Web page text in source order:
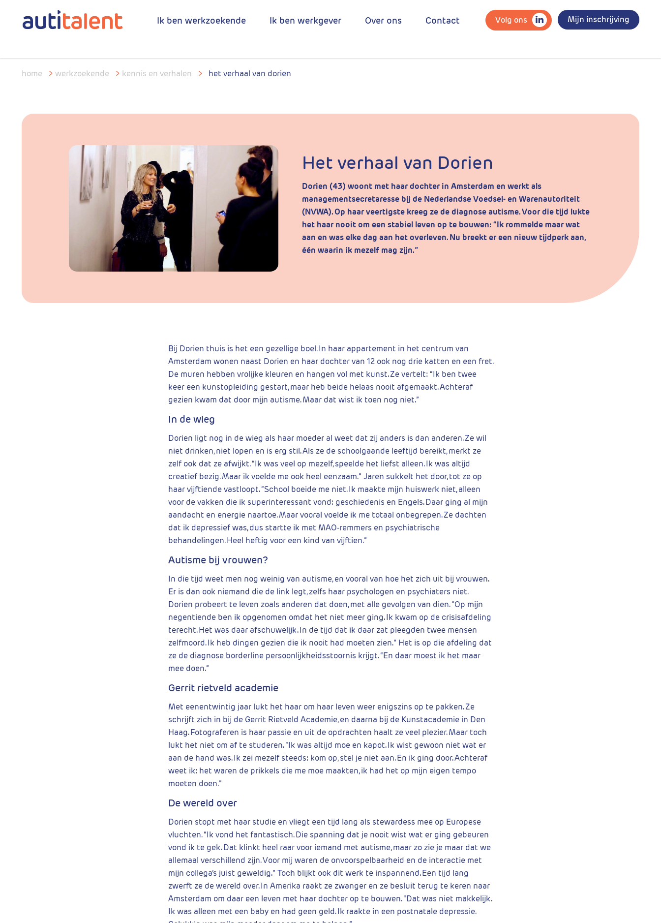
Ik ben werkzoekende Ik ben werkgever Over ons Contact Volg ons Mijn inschrijving
home > werkzoekende > kennis en verhalen > het verhaal van dorien
Het verhaal van Dorien
Dorien (43) woont met haar dochter in Amsterdam en werkt als
managementsecretaresse bij de Nederlandse Voedsel- en Warenautoriteit
(NVWA). Op haar veertigste kreeg ze de diagnose autisme. Voor die tijd lukte
het haar nooit om een stabiel leven op te bouwen: “Ik rommelde maar wat
aan en was elke dag aan het overleven. Nu breekt er een nieuw tijdperk aan,
één waarin ik mezelf mag zijn.”
Bij Dorien thuis is het een gezellige boel. In haar appartement in het centrum van
Amsterdam wonen naast Dorien en haar dochter van 12 ook nog drie katten en een fret.
De muren hebben vrolijke kleuren en hangen vol met kunst. Ze vertelt: “Ik ben twee
keer een kunstopleiding gestart, maar heb beide helaas nooit afgemaakt. Achteraf
gezien kwam dat door mijn autisme. Maar dat wist ik toen nog niet.”
In de wieg
Dorien ligt nog in de wieg als haar moeder al weet dat zij anders is dan anderen. Ze wil
niet drinken, niet lopen en is erg stil. Als ze de schoolgaande leeftijd bereikt, merkt ze
zelf ook dat ze afwijkt. “Ik was veel op mezelf, speelde het liefst alleen. Ik was altijd
creatief bezig. Maar ik voelde me ook heel eenzaam.” Jaren sukkelt het door, tot ze op
haar vijftiende vastloopt. “School boeide me niet. Ik maakte mijn huiswerk niet, alleen
voor de vakken die ik superinteressant vond: geschiedenis en Engels. Daar ging al mijn
aandacht en energie naartoe. Maar vooral voelde ik me totaal onbegrepen. Ze dachten
dat ik depressief was, dus startte ik met MAO-remmers en psychiatrische
behandelingen. Heel heftig voor een kind van vijftien.”
Autisme bij vrouwen?
In die tijd weet men nog weinig van autisme, en vooral van hoe het zich uit bij vrouwen.
Er is dan ook niemand die de link legt, zelfs haar psychologen en psychiaters niet.
Dorien probeert te leven zoals anderen dat doen, met alle gevolgen van dien. “Op mijn
negentiende ben ik opgenomen omdat het niet meer ging. Ik kwam op de crisisafdeling
terecht. Het was daar afschuwelijk. In de tijd dat ik daar zat pleegden twee mensen
zelfmoord. Ik heb dingen gezien die ik nooit had moeten zien.” Het is op die afdeling dat
ze de diagnose borderline persoonlijkheidsstoornis krijgt. “En daar moest ik het maar
mee doen.”
Gerrit rietveld academie
Met eenentwintig jaar lukt het haar om haar leven weer enigszins op te pakken. Ze
schrijft zich in bij de Gerrit Rietveld Academie, en daarna bij de Kunstacademie in Den
Haag. Fotograferen is haar passie en uit de opdrachten haalt ze veel plezier. Maar toch
lukt het niet om af te studeren. “Ik was altijd moe en kapot. Ik wist gewoon niet wat er
aan de hand was. Ik zei mezelf steeds: kom op, stel je niet aan. En ik ging door. Achteraf
weet ik: het waren de prikkels die me moe maakten, ik had het op mijn eigen tempo
moeten doen.”
De wereld over
Dorien stopt met haar studie en vliegt een tijd lang als stewardess mee op Europese
vluchten. “Ik vond het fantastisch. Die spanning dat je nooit wist wat er ging gebeuren
vond ik te gek. Dat klinkt heel raar voor iemand met autisme, maar zo zie je maar dat we
allemaal verschillend zijn. Voor mij waren de onvoorspelbaarheid en de interactie met
mijn collega’s juist geweldig.” Toch blijkt ook dit werk te inspannend. Een tijd lang
zwerft ze de wereld over. In Amerika raakt ze zwanger en ze besluit terug te keren naar
Amsterdam om daar een leven met haar dochter op te bouwen. “Dat was niet makkelijk.
Ik was alleen met een baby en had geen geld. Ik raakte in een postnatale depressie.